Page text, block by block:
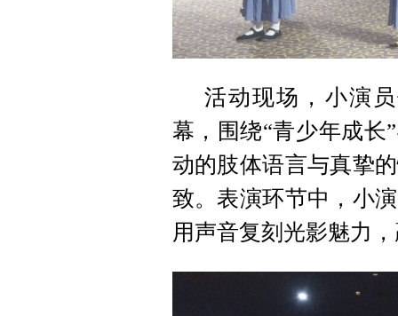
活动现场，小演
幕，围绕“青少年成长
动的肢体语言与真挚
致。表演环节中，小
用声音复刻光影魅力